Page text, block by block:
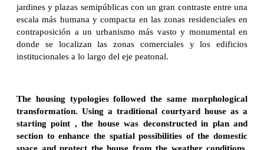
jardines y plazas semipúblicas con un gran contraste entre una
escala más humana y compacta en las zonas residenciales en
contraposición a un urbanismo más vasto y monumental en
donde se localizan las zonas comerciales y los edificios
institucionales a lo largo del eje peatonal.
The housing typologies followed the same morphological
transformation. Using a traditional courtyard house as a
starting point , the house was deconstructed in plan and
section to enhance the spatial possibilities of the domestic
space and protect the house from the weather conditions.